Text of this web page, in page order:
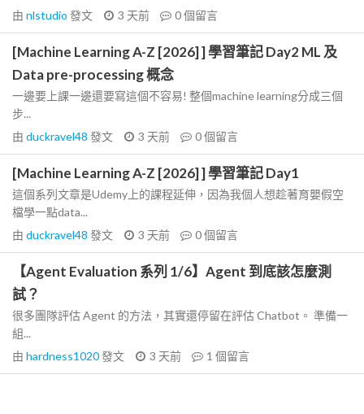
由 nlstudio 發文 3 天前 0個留言
[Machine Learning A-Z [2026] ] 學習筆記 Day2 ML 及
Data pre-processing 概念
一邊要上課一邊還要寫這個不容易! 整個machine learning分成三個
步...
由 duckravel48 發文 3 天前 0個留言
[Machine Learning A-Z [2026] ] 學習筆記 Day1
這個系列文章是Udemy上的課程延伸，因為我個人想趁著育嬰假空
檔學一點data...
由 duckravel48 發文 3 天前 0個留言
【Agent Evaluation 系列 1/6】Agent 到底該怎麼測
試？
很多團隊評估 Agent 的方法，其實還停留在評估 Chatbot。 準備一
組...
由 hardness1020發文 3 天前 1 個留言